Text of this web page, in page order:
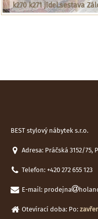
k270 k271 jídel.sestava
BEST stylový nábytek s.r.o.
Adresa: Práčská 3152/75,
Telefon: +420 272 655 123
E-mail: prodejna
Otevírací doba: Po: